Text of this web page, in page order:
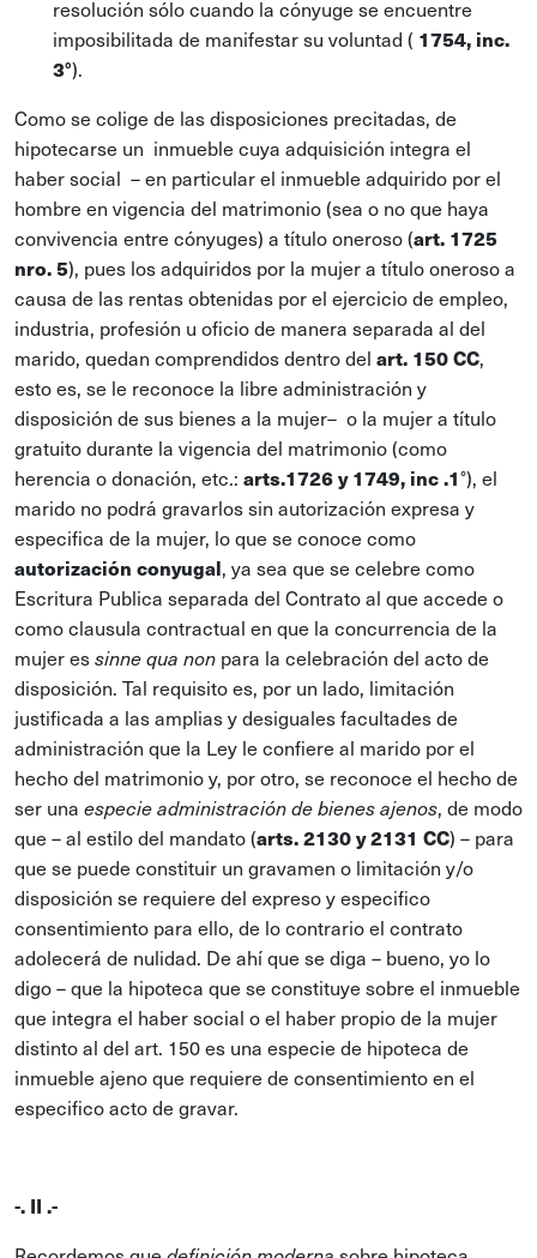
resolución sólo cuando la cónyuge se encuentre
imposibilitada de manifestar su voluntad ( 1754, inc.
3°).
Como se colige de las disposiciones precitadas, de
hipotecarse un inmueble cuya adquisición integra el
haber social – en particular el inmueble adquirido por el
hombre en vigencia del matrimonio (sea o no que haya
convivencia entre cónyuges) a título oneroso (art. 1725
nro. 5), pues los adquiridos por la mujer a título oneroso a
causa de las rentas obtenidas por el ejercicio de empleo,
industria, profesión u oficio de manera separada al del
marido, quedan comprendidos dentro del art. 150 CC,
esto es, se le reconoce la libre administración y
disposición de sus bienes a la mujer– o la mujer a título
gratuito durante la vigencia del matrimonio (como
herencia o donación, etc.: arts.1726 y 1749, inc .1°), el
marido no podrá gravarlos sin autorización expresa y
especifica de la mujer, lo que se conoce como
autorización conyugal, ya sea que se celebre como
Escritura Publica separada del Contrato al que accede o
como clausula contractual en que la concurrencia de la
mujer essinne qua non para la celebración del acto de
disposición. Tal requisito es, por un lado, limitación
justificada a las amplias y desiguales facultades de
administración que la Ley le confiere al marido por el
hecho del matrimonio y, por otro, se reconoce el hecho de
ser una especie administración de bienes ajenos, de modo
que – al estilo del mandato (arts. 2130 y 2131 CC) – para
que se puede constituir un gravamen o limitación y/o
disposición se requiere del expreso y especifico
consentimiento para ello, de lo contrario el contrato
adolecerá de nulidad. De ahí que se diga – bueno, yo lo
digo – que la hipoteca que se constituye sobre el inmueble
que integra el haber social o el haber propio de la mujer
distinto al del art. 150 es una especie de hipoteca de
inmueble ajeno que requiere de consentimiento en el
especifico acto de gravar.
-. II .-